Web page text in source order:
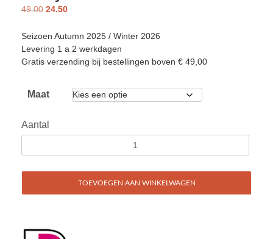
49.00 24.50
Seizoen Autumn 2025 / Winter 2026
Levering 1 a 2 werkdagen
Gratis verzending bij bestellingen boven € 49,00
Maat
Aantal
TOEVOEGEN AAN WINKELWAGEN